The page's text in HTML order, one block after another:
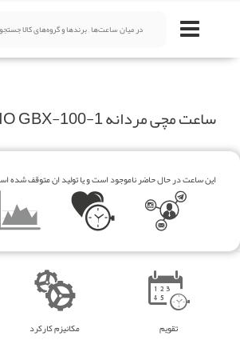
ساعت مچی مردانه CASIO GBX-100-1
این ساعت در حال حاضر ناموجود است و یا تولید ان متوقف شده
مکانیزم کارکرد تقویم